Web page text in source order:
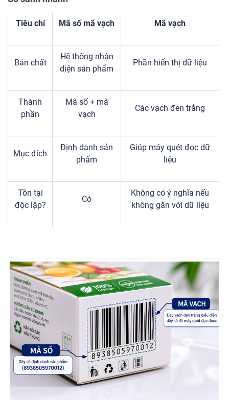
Tiêu chí Mã số mã vạch Mã vạch
Bản chất
Hệ thống nhận
diện sản phẩm
Phần hiển thị dữ liệu
Thành
phần
Mã số + mã
vạch
Các vạch đen trắng
Mục đích
Định danh sản
phẩm
Giúp máy quét đọc dữ
liệu
Tồn tại
độc lập?
Có
Không có ý nghĩa nếu
không gắn với dữ liệu